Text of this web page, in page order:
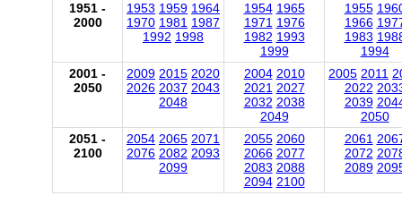
1951 -
2000
1953 1959 1964
1970 1981 1987
1992 1998
1954 1965
1971 1976
1982 1993
1999
1955
1966
1983
1994
2001 -
2050
2009 2015 2020
2026 2037 2043
2048
2004 2010
2021 2027
2032 2038
2049
2005 2011
2022
2039
2050
2051 -
2100
2054 2065 2071
2076 2082 2093
2099
2055 2060
2066 2077
2083 2088
2094 2100
2061
2072
2089